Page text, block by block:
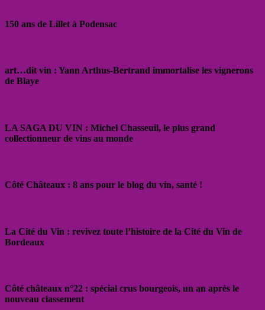
150 ans de Lillet à Podensac
art…dit vin : Yann Arthus-Bertrand immortalise les vignerons
de Blaye
LA SAGA DU VIN : Michel Chasseuil, le plus grand
collectionneur de vins au monde
Côté Châteaux : 8 ans pour le blog du vin, santé !
La Cité du Vin : revivez toute l’histoire de la Cité du Vin de
Bordeaux
Côté châteaux n°22 : spécial crus bourgeois, un an après le
nouveau classement